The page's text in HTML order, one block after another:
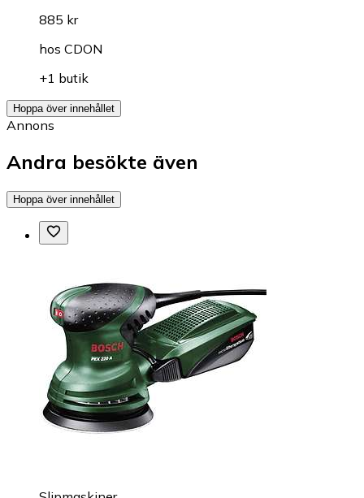
885 kr
hos CDON
+1 butik
Hoppa över innehållet
Annons
Andra besökte även
Hoppa över innehållet